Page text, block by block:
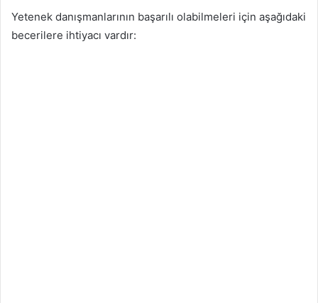
Yetenek danışmanlarının başarılı olabilmeleri için aşağıdaki
becerilere ihtiyacı vardır: